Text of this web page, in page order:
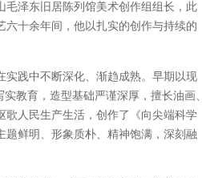
毛泽东旧居陈列馆美术创作组组长，此
十余年间，他以扎实的创作与持续的
践中不断深化、渐趋成熟。早期以现
教育，造型基础严谨深厚，擅长油画、
歌人民生产生活，创作了《向尖端科学
鲜明、形象质朴、精神饱满，深刻融